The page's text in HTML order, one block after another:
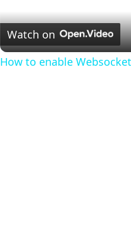
Watch on
How to enable